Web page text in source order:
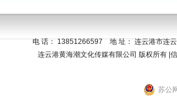
电 话 ： 13851266597 地 址： 连云港市连
连云港黄海潮文化传媒有限公司 版权所有 |
苏公